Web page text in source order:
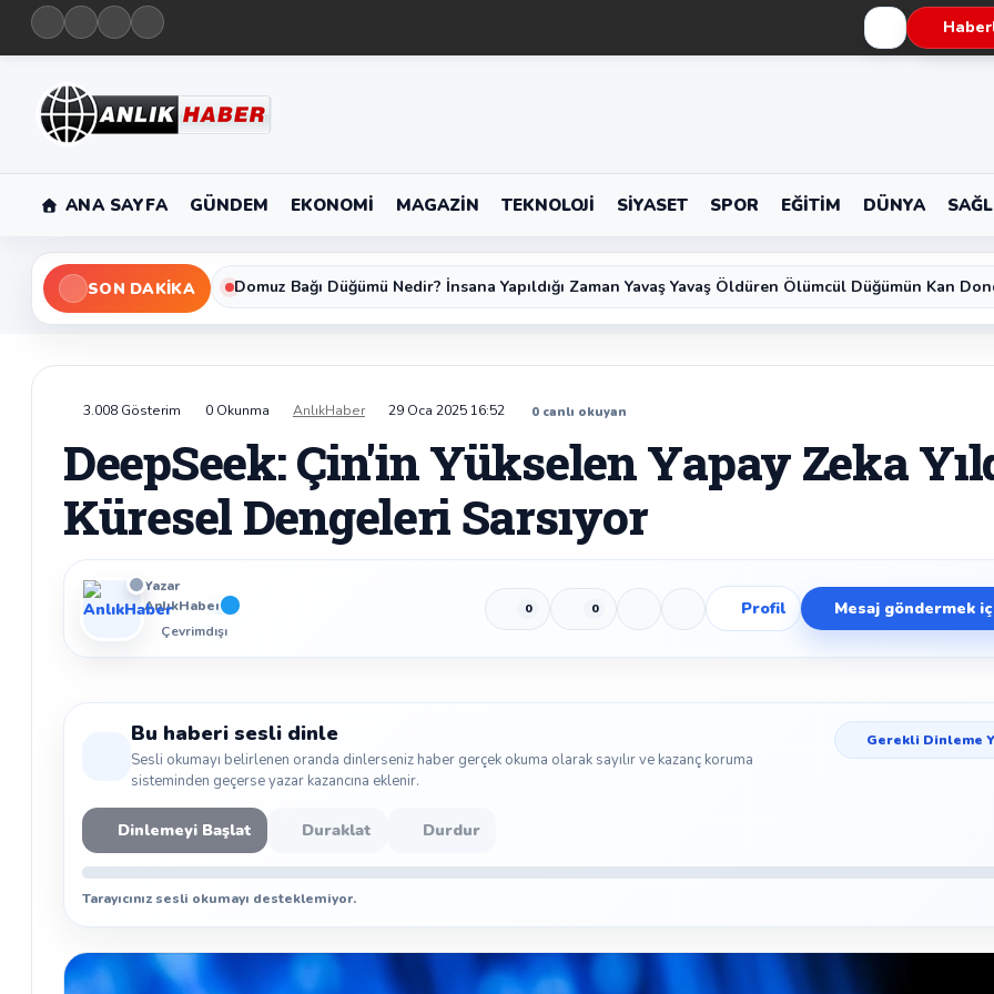
ANA SAYFA GÜNDEM EKONOMI MAGAZIN TEKNOLOJI SIYASET SPOR EĞITIM DÜNYA
SON DAKIKA Domuz Bağı Düğümü Nedir? İnsana Yapıldığı Zaman Yavaş Yavaş Öldüren Ölümcül Düğümün Kan
3.008 Gösterim 0 Okunma AnlıkHaber 29 Oca 2025 16:52 0 canlı okuyan
DeepSeek: Çin'in Yükselen Yapay Zeka
Küresel Dengeleri Sarsıyor
Yazar
AnlıkHaber
Çevrimdışı
Beğen
0 Beğenmeme
0 Paylaş Profil Mesaj göndermek
Bu haberi sesli dinle
Sesli okumayı belirlenen oranda dinlerseniz haber gerçek okuma olarak sayılır ve kazanç koruma
sisteminden geçerse yazar kazancına eklenir.
Gerekli Dinleme
Dinlemeyi Başlat Duraklat Durdur
Tarayıcınız sesli okumayı desteklemiyor.